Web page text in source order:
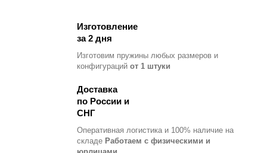
Изготовление
за 2 дня
Изготовим пружины любых размеров и
конфигураций от 1 штуки
Доставка
по России и
СНГ
Оперативная логистика и 100% наличие на
складе Работаем с физическими и